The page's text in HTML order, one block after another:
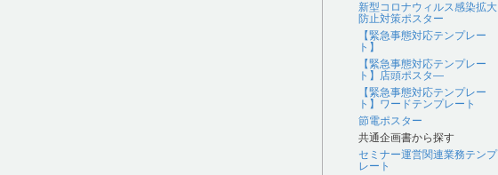
新型コロナウィルス感染拡大
防止対策ポスター
【緊急事態対応テンプレー
ト】
【緊急事態対応テンプレー
ト】店頭ポスタ―
【緊急事態対応テンプレー
ト】ワードテンプレート
節電ポスター
共通企画書から探す
セミナー運営関連業務テンプ
レート